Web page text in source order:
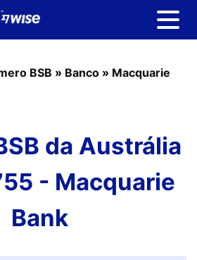
BSB » Banco » Macquarie
da Austrália
- Macquarie
Bank